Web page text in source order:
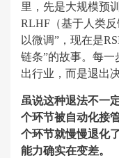
里，先是大规模预
RLHF（基于人类
以微调”，现在是
链条”的故事。每
出行业，而是退出
虽说这种退法不一
个环节被自动化接
个环节就慢慢退化
能力确实在变差。